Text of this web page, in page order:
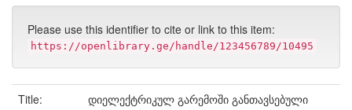
Please use this identifier to cite or link to this item:
https://openlibrary.ge/handle/123456789/10495
Title:
დიელექტრიკულ გარემოში განთავსებული